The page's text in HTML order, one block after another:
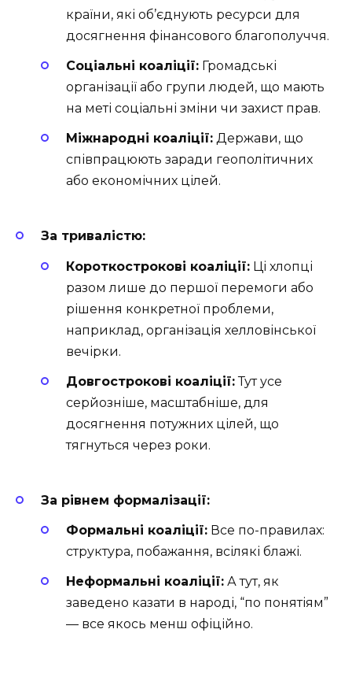
країни, які об’єднують ресурси для
досягнення фінансового благополуччя.
Соціальні коаліції: Громадські
організації або групи людей, що мають
на меті соціальні зміни чи захист прав.
Міжнародні коаліції: Держави, що
співпрацюють заради геополітичних
або економічних цілей.
За тривалістю:
Короткострокові коаліції: Ці хлопці
разом лише до першої перемоги або
рішення конкретної проблеми,
наприклад, організація хелловінської
вечірки.
Довгострокові коаліції:Тут усе
серйозніше, масштабніше, для
досягнення потужних цілей, що
тягнуться через роки.
За рівнем формалізації:
Формальні коаліції: Все по-правилах:
структура, побажання, всілякі блажі.
Неформальні коаліції: А тут, як
заведено казати в народі, “по понятіям”
— все якось менш офіційно.